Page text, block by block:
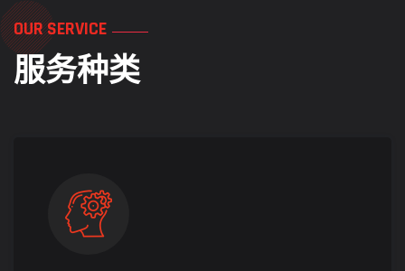
OUR SERVICE
服务种类